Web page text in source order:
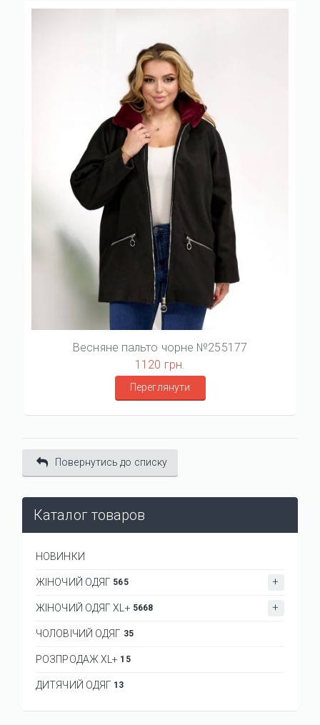
Весняне пальто чорне №255177
1120 грн.
Переглянути
Повернутись до списку
Каталог товаров
НОВИНКИ
ЖІНОЧИЙ ОДЯГ 565
ЖІНОЧИЙ ОДЯГ XL+ 5668
ЧОЛОВІЧИЙ ОДЯГ 35
РОЗПРОДАЖ XL+ 15
ДИТЯЧИЙ ОДЯГ 13